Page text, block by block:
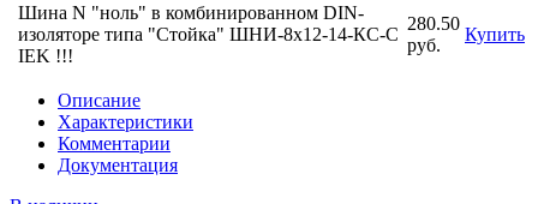
Шина N "ноль" в комбинированном DIN-
изоляторе типа "Стойка" ШНИ-8х12-14-КС-С
IEK !!!
280.50
руб.
Купить
Описание
Характеристики
Комментарии
Документация